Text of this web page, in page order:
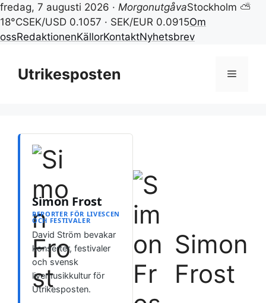
fredag, 7 augusti 2026 · MorgonutgåvaStockholm ⛅
18°CSEK/USD 0.1057 · SEK/EUR 0.0915Om
ossRedaktionenKällorKontaktNyhetsbrev
innehållUtrikesposten Meny
Simon Frost
REPORTER FÖR LIVESCEN
OCH FESTIVALER
David Ström bevakar
konserter, festivaler
och svensk
livemusikkultur för
Utrikesposten.
Simon
Frost